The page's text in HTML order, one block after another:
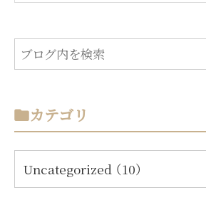
カテゴリ
Uncategorized （10）